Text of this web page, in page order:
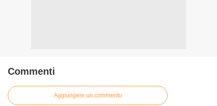
Commenti
Aggiungere un commento